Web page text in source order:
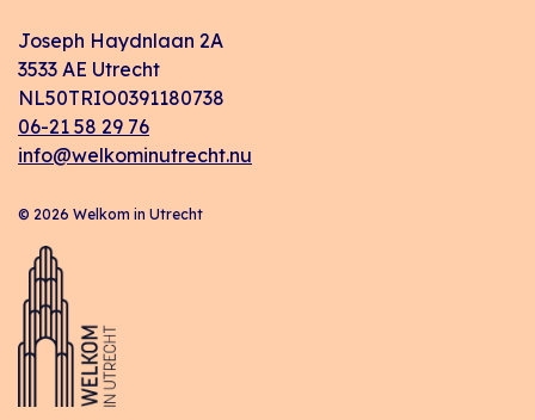
Joseph Haydnlaan 2A
3533 AE Utrecht
NL50TRIO0391180738
06-21 58 29 76
info@welkominutrecht.nu
© 2026 Welkom in Utrecht